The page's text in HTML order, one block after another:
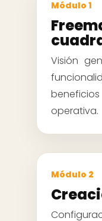
Módulo 1
Visión
operativa.
Módulo 2